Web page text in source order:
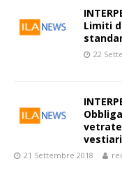
Limiti
22
21 Settembre 2018